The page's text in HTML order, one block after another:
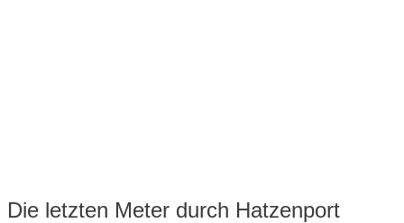
Die letzten Meter durch Hatzenport